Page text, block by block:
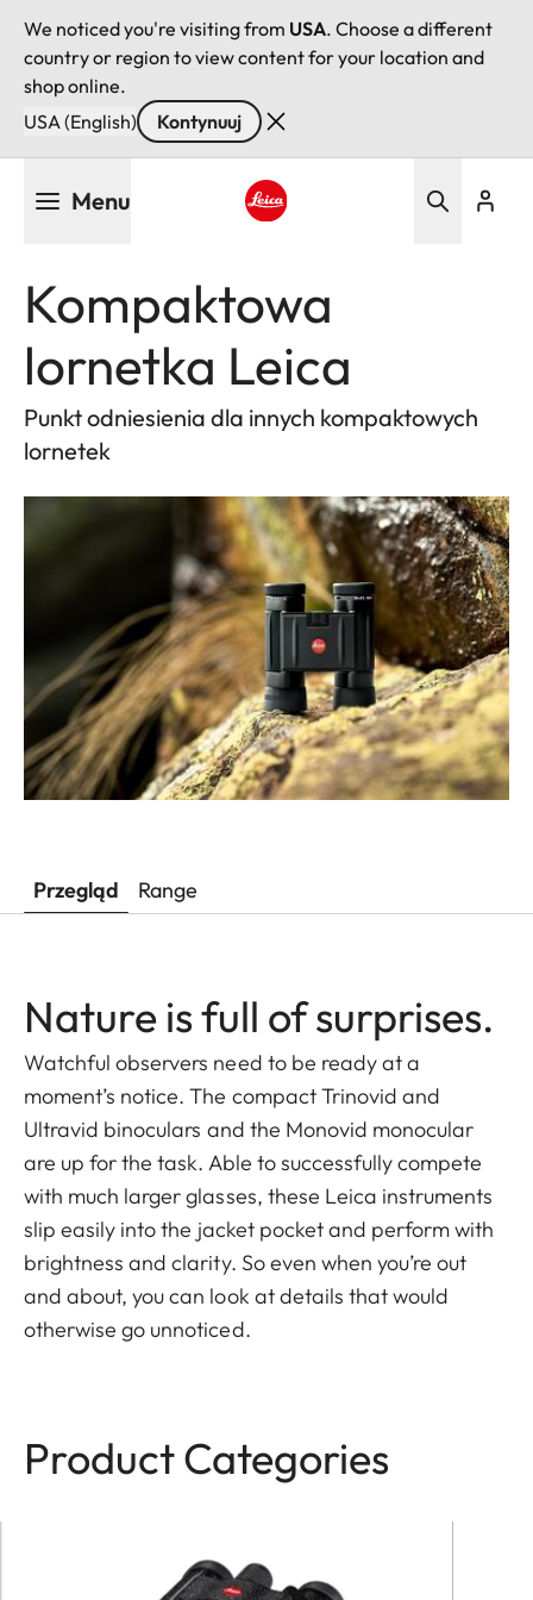
We noticed you're visiting from USA. Choose a different
country or region to view content for your location and
shop online.
USA (English)
Kontynuuj
Menu
Kompaktowa
lornetka Leica
Punkt odniesienia dla innych kompaktowych
lornetek
Przegląd Range
Nature is full of surprises.
Watchful observers need to be ready at a
moment’s notice. The compact Trinovid and
Ultravid binoculars and the Monovid monocular
are up for the task. Able to successfully compete
with much larger glasses, these Leica instruments
slip easily into the jacket pocket and perform with
brightness and clarity. So even when you’re out
and about, you can look at details that would
otherwise go unnoticed.
Product Categories